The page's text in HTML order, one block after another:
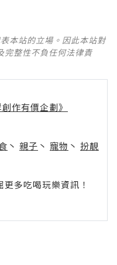
本站的立場。因此本站對
完整性不負任何法律責
作有價企劃》
丶 親子 丶 寵物 丶 扮靚
多吃喝玩樂資訊！